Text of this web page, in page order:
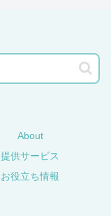
About
提供サービス
お役立ち情報